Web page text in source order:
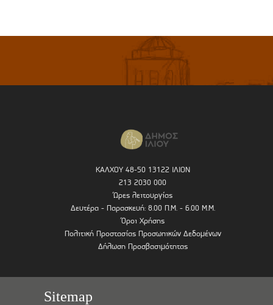
ΚΑΛΧΟΥ 48-50 13122 ΙΛΙΟΝ
213 2030 000
Ώρες λειτουργίας
Δευτέρα - Παρασκευή: 8.00 Π.Μ. - 6.00 Μ.Μ.
Όροι Χρήσης
Πολιτική Προστασίας Προσωπικών Δεδομένων
Δήλωση Προσβασιμότητας
Sitemap